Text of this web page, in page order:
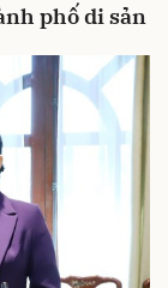
phố di sản